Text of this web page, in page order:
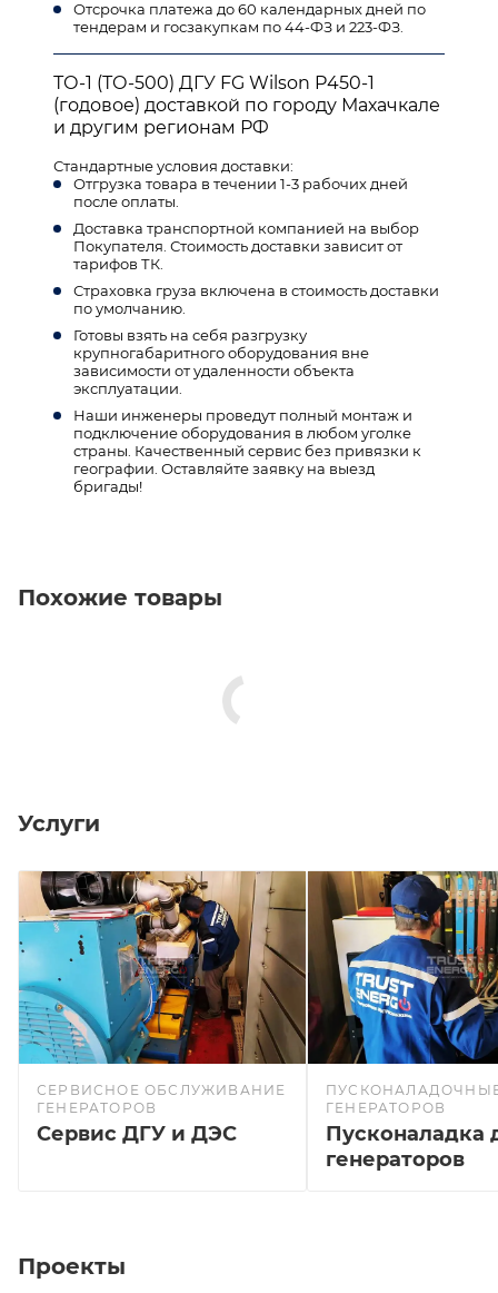
Отсрочка платежа до 60 календарных дней по
тендерам и госзакупкам по 44-ФЗ и 223-ФЗ.
ТО-1 (ТО-500) ДГУ FG Wilson P450-1
(годовое) доставкой по городу Махачкале
и другим регионам РФ
Стандартные условия доставки:
Отгрузка товара в течении 1-3 рабочих дней
после оплаты.
Доставка транспортной компанией на выбор
Покупателя. Стоимость доставки зависит от
тарифов ТК.
Страховка груза включена в стоимость доставки
по умолчанию.
Готовы взять на себя разгрузку
крупногабаритного оборудования вне
зависимости от удаленности объекта
эксплуатации.
Наши инженеры проведут полный монтаж и
подключение оборудования в любом уголке
страны. Качественный сервис без привязки к
географии. Оставляйте заявку на выезд
бригады!
Похожие товары
Услуги
СЕРВИСНОЕ ОБСЛУЖИВАНИЕ
ГЕНЕРАТОРОВ
Сервис ДГУ и ДЭС
ГЕНЕРАТОРОВ
Пусконаладка
генераторов
Проекты